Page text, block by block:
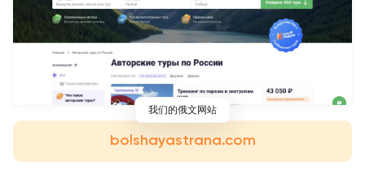
我们的俄文网站
bolshayastrana.com